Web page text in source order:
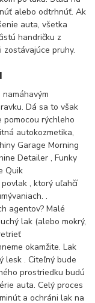
alebo odtrhnúť. Ak
auta, všetka
handričku z
zostávajúce pruhy.
Dá sa to však
rýchleho
autokozmetika,
Garage Morning
Detailer , Funky
Quik
, ktorý uľahčí
.
agentov? Malé
lak (alebo mokrý,
okamžite. Lak
lesk . Citeľný bude
prostriedku budú
auta. Celý proces
a ochráni lak na